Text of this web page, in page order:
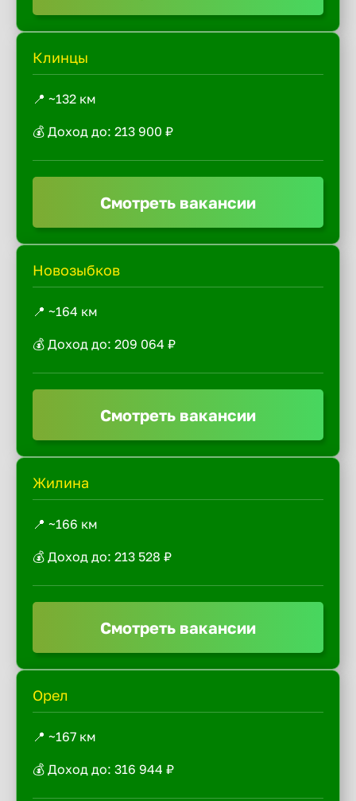
Клинцы
📍 ~132 км
💰 Доход до: 213 900 ₽
Смотреть вакансии
Новозыбков
📍 ~164 км
💰 Доход до: 209 064 ₽
Смотреть вакансии
Жилина
📍 ~166 км
💰 Доход до: 213 528 ₽
Смотреть вакансии
Орел
📍 ~167 км
💰 Доход до: 316 944 ₽